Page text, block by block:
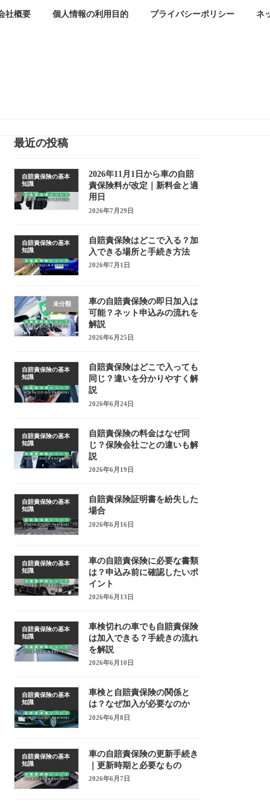
社概要 個人情報の利用目的 プライバシーポリシー ネ
最近の投稿
自賠責保険の基本
知識
2026年11月1日から車の自賠
責保険料が改定｜新料金と適
用日
2026年7月29日
自賠責保険の基本
知識
自賠責保険はどこで入る？加
入できる場所と手続き方法
2026年7月1日
未分類
車の自賠責保険の即日加入は
可能？ネット申込みの流れを
解説
2026年6月25日
自賠責保険の基本
知識
自賠責保険はどこで入っても
同じ？違いを分かりやすく解
説
2026年6月24日
自賠責保険の基本
知識
自賠責保険の料金はなぜ同
じ？保険会社ごとの違いも解
説
2026年6月19日
自賠責保険の基本
知識
自賠責保険証明書を紛失した
場合
2026年6月16日
自賠責保険の基本
知識
車の自賠責保険に必要な書類
は？申込み前に確認したいポ
イント
2026年6月13日
自賠責保険の基本
知識
車検切れの車でも自賠責保険
は加入できる？手続きの流れ
を解説
2026年6月10日
自賠責保険の基本
知識
車検と自賠責保険の関係と
は？なぜ加入が必要なのか
2026年6月8日
自賠責保険の基本
知識
車の自賠責保険の更新手続き
｜更新時期と必要なもの
2026年6月7日